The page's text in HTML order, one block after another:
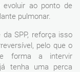
ao ponto de
pulmonar.
SPP, reforça isso
pelo que o
forma a intervir
tenha uma perca